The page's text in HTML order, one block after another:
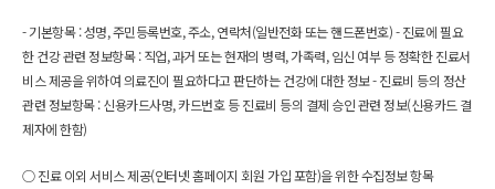
- 기본항목 : 성명, 주민등록번호, 주소, 연락처(일반전화 또는 핸드폰번호) - 진료에 필요
한 건강 관련 정보항목 : 직업, 과거 또는 현재의 병력, 가족력, 임신 여부 등 정확한 진료서
비스 제공을 위하여 의료진이 필요하다고 판단하는 건강에 대한 정보 - 진료비 등의 정산
관련 정보항목 : 신용카드사명, 카드번호 등 진료비 등의 결제 승인 관련 정보(신용카드 결
제자에 한함)
○ 진료 이외 서비스 제공(인터넷 홈페이지 회원 가입 포함)을 위한 수집정보 항목